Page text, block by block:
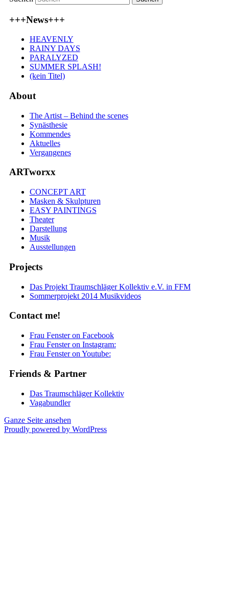
+++News+++
HEAVENLY
RAINY DAYS
PARALYZED
SUMMER SPLASH!
(kein Titel)
About
The Artist – Behind the scenes
Synästhesie
Kommendes
Aktuelles
Vergangenes
ARTworxx
CONCEPT ART
Masken & Skulpturen
EASY PAINTINGS
Theater
Darstellung
Musik
Ausstellungen
Projects
Das Projekt Traumschläger Kollektiv e.V. in FFM
Sommerprojekt 2014 Musikvideos
Contact me!
Frau Fenster on Facebook
Frau Fenster on Instagram:
Frau Fenster on Youtube:
Friends & Partner
Das Traumschläger Kollektiv
Vagabundler
Ganze Seite ansehen
Proudly powered by WordPress